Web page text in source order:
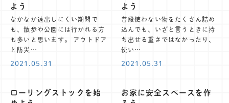
よう
なかなか遠出しにくい期間で
も、散歩や公園には行かれる方
も多いと思います。 アウトドア
と防災…
2021.05.31
よう
普段使わない物をたくさん詰め
込んでも、いざと言うときに持
ち出せる重さではなかったり、
使い…
2021.05.31
ローリングストックを始
お家に安全スペースを作